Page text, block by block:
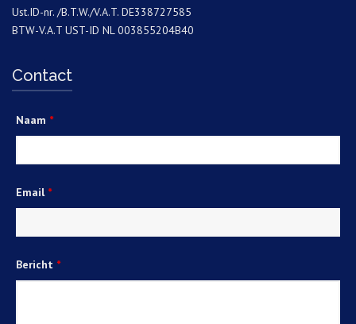
Ust.ID-nr. /B.T.W./V.A.T. DE338727585
BTW-V.A.T UST-ID NL 003855204B40
Contact
Naam *
Email *
Bericht *